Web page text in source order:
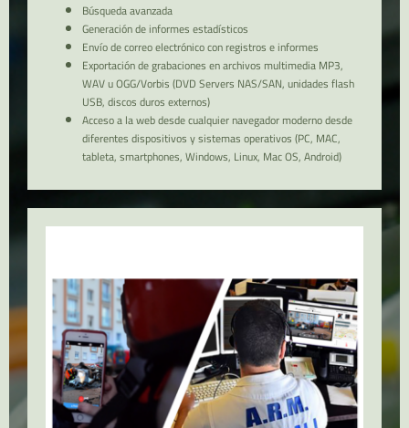
Búsqueda avanzada
Generación de informes estadísticos
Envío de correo electrónico con registros e informes
Exportación de grabaciones en archivos multimedia MP3,
WAV u OGG/Vorbis (DVD Servers NAS/SAN, unidades flash
USB, discos duros externos)
Acceso a la web desde cualquier navegador moderno desde
diferentes dispositivos y sistemas operativos (PC, MAC,
tableta, smartphones, Windows, Linux, Mac OS, Android)